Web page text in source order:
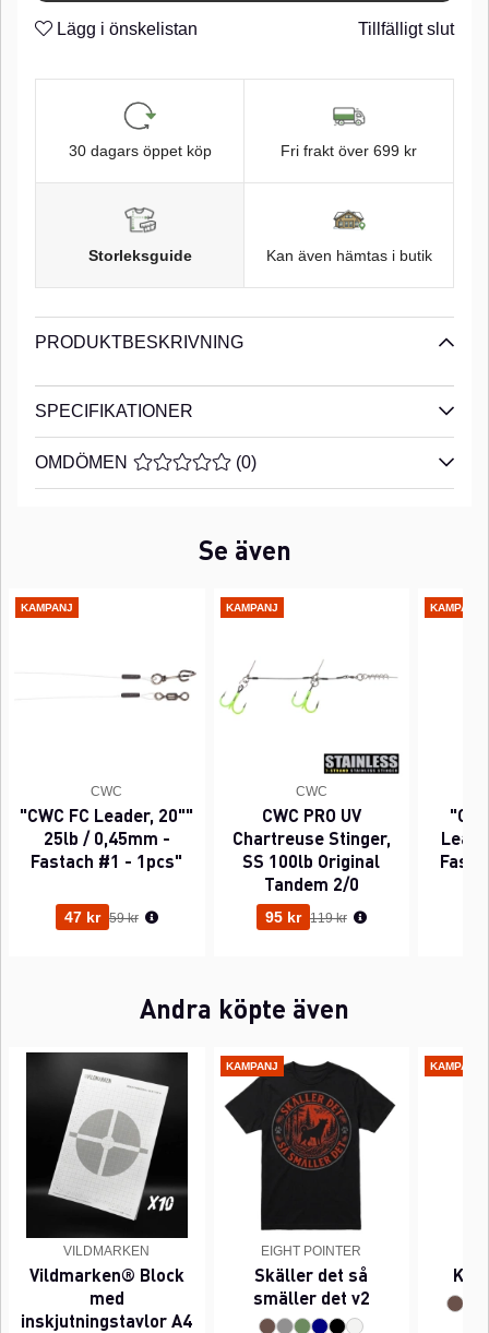
har även en simmande gång skapad av den ledade
vid Texas- och Carolinafiske. Offset-krok i storlek 2/0 passar
utmärkt. Piglet shad kan med fördel användas med
traditionell jigg skalle, vi rekommenderar krokstorlek 3/0 eller
minimala ekologiska fotavtryck. PVC-plasten som används
Saltat ftalat fritt gummi
Lägg i önskelistan Tillfälligt slut
30 dagars öppet köp Fri frakt över 699 kr
Storleksguide Kan även hämtas i butik
PRODUKTBESKRIVNING
SPECIFIKATIONER
OMDÖMEN MEDELBETYG 0 AV 5 ANTAL BETYG 0
(0)
Se även
KAMPANJ
CWC
"CWC FC Leader, 20""
25lb / 0,45mm -
Fastach #1 - 1pcs"
47 kr Ordinarie pris:
59 kr
KAMPANJ
CWC
CWC PRO UV
Chartreuse Stinger,
SS 100lb Original
Tandem 2/0
95 kr Ordinarie pris:
119 kr
KAMPANJ
Andra köpte även
VILDMARKEN
Vildmarken® Block
med
inskjutningstavlor A4
KAMPANJ
EIGHT POINTER
Skäller det så
smäller det v2
KAMPANJ